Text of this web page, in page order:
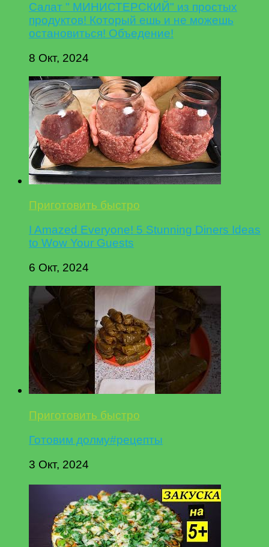
Салат " МИНИСТЕРСКИЙ" из простых
продуктов! Который ешь и не можешь
остановиться! Объедение!
8 Окт, 2024
Приготовить быстро
I Amazed Everyone! 5 Stunning Diners Ideas
to Wow Your Guests
6 Окт, 2024
Приготовить быстро
Готовим долму#рецепты
3 Окт, 2024